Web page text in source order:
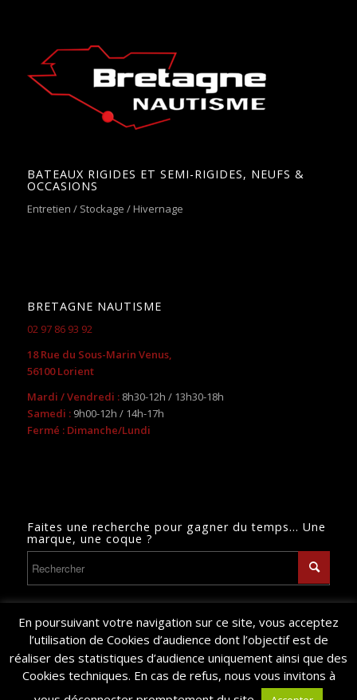
BATEAUX RIGIDES ET SEMI-RIGIDES, NEUFS &
OCCASIONS
Entretien / Stockage / Hivernage
BRETAGNE NAUTISME
02 97 86 93 92
18 Rue du Sous-Marin Venus,
56100 Lorient
Mardi / Vendredi :8h30-12h / 13h30-18h
Samedi : 9h00-12h / 14h-17h
Fermé : Dimanche/Lundi
Faites une recherche pour gagner du temps… Une
marque, une coque ?
© Copyright 2024 - Bretagne Nautisme - Site réalisé par Caroline Jan
En poursuivant votre navigation sur ce site, vous acceptez
l’utilisation de Cookies d’audience dont l’objectif est de
réaliser des statistiques d’audience uniquement ainsi que des
Cookies techniques. En cas de refus, nous vous invitons à